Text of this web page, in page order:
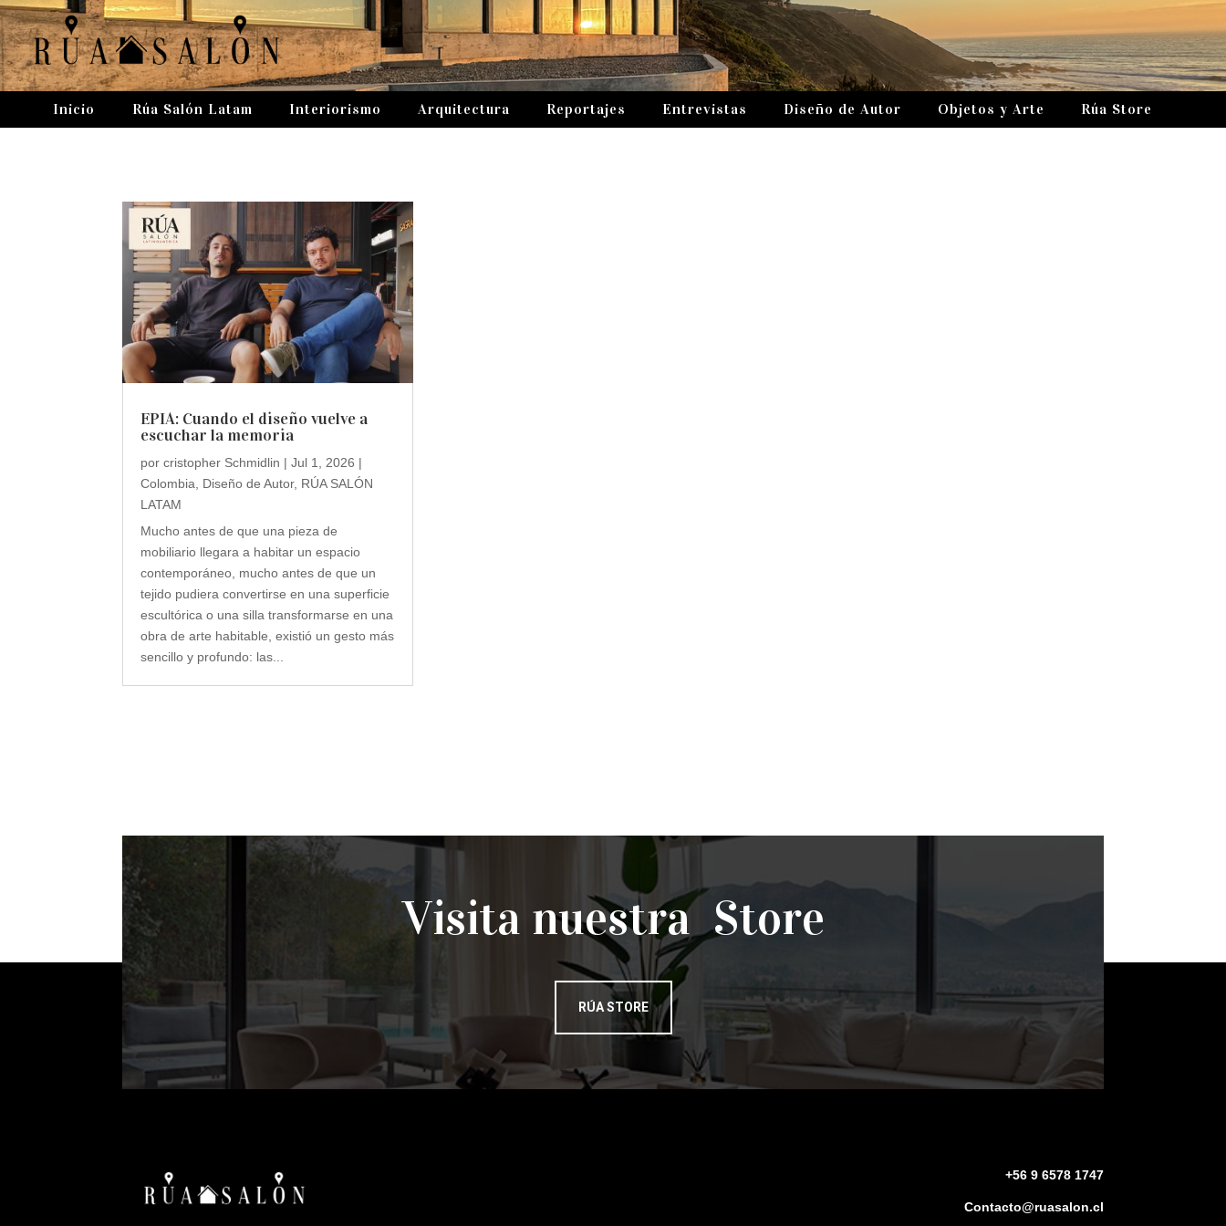
Inicio Rúa Salón Latam Interiorismo Arquitectura Reportajes Entrevistas Diseño de Autor Objetos y Arte Rúa Store
EPIA: Cuando el diseño vuelve a
escuchar la memoria
porcristopher Schmidlin |Jul 1, 2026 |
Colombia
Diseño de Autor, RÚA SALÓN
LATAM
Mucho antes de que una pieza de
mobiliario llegara a habitar un espacio
contemporáneo, mucho antes de que un
tejido pudiera convertirse en una superficie
escultórica o una silla transformarse en una
obra de arte habitable, existió un gesto más
sencillo y profundo: las...
Visita nuestra Store
RÚA STORE
+56 9 6578 1747
Contacto@ruasalon.cl